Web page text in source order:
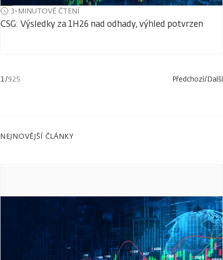
3-MINUTOVÉ ČTENÍ
CSG: Výsledky za 1H26 nad odhady, výhled potvrzen
1/925 Předchozí/Další
NEJNOVĚJŠÍ ČLÁNKY